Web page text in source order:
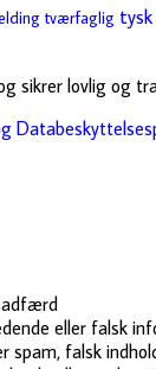
tværfaglig tysk
sikrer lovlig og
eller falsk
spam, falsk